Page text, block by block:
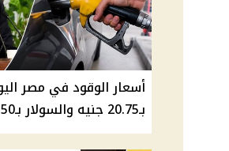
بـ20.75 جنيه والسولار بـ20.50 جنيه